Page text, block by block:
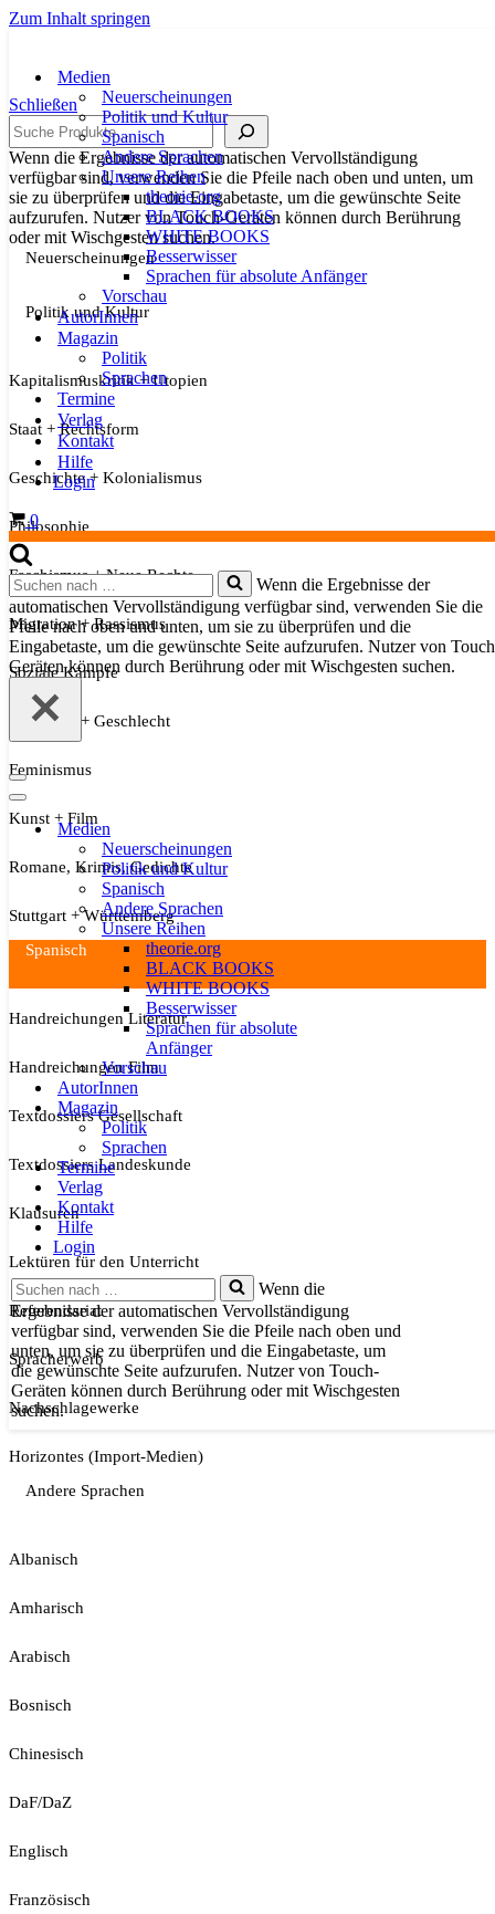
Zum Inhalt springen
Medien
Neuerscheinungen
Politik und Kultur
Spanisch
Andere Sprachen
Unsere Reihen
theorie.org
BLACK BOOKS
WHITE BOOKS
Besserwisser
Sprachen für absolute Anfänger
Vorschau
AutorInnen
Magazin
Politik
Sprachen
Termine
Verlag
Kontakt
Hilfe
Login
Warenkorb
0
Suchen
nach …
Wenn die Ergebnisse der
automatischen Vervollständigung verfügbar sind, verwenden Sie die
Pfeile nach oben und unten, um sie zu überprüfen und die
Eingabetaste, um die gewünschte Seite aufzurufen. Nutzer von
Geräten können durch Berührung oder mit Wischgesten suchen.
Navigationsmenü
Navigationsmenü
Medien
Neuerscheinungen
Politik und Kultur
Spanisch
Andere Sprachen
Unsere Reihen
theorie.org
BLACK BOOKS
WHITE BOOKS
Besserwisser
Sprachen für absolute
Anfänger
Vorschau
AutorInnen
Magazin
Politik
Sprachen
Termine
Verlag
Kontakt
Hilfe
Login
Suchen
nach …
Wenn die
Ergebnisse der automatischen Vervollständigung
verfügbar sind, verwenden Sie die Pfeile nach oben und
unten, um sie zu überprüfen und die Eingabetaste, um
die gewünschte Seite aufzurufen. Nutzer von Touch-
Geräten können durch Berührung oder mit Wischgesten
suchen.
Schließen
Suche
Wenn die Ergebnisse der automatischen Vervollständigung
verfügbar sind, verwenden Sie die Pfeile nach oben und unten, um
sie zu überprüfen und die Eingabetaste, um die gewünschte Seite
aufzurufen. Nutzer von Touch-Geräten können durch Berührung
oder mit Wischgesten suchen.
Neuerscheinungen
Politik und Kultur
Kapitalismuskritik + Utopien
Staat + Rechtsform
Geschichte + Kolonialismus
Philosophie
Faschismus + Neue Rechte
Migration + Rassismus
Soziale Kämpfe
Sexualität + Geschlecht
Feminismus
Kunst + Film
Romane, Krimis, Gedichte
Stuttgart + Württemberg
Spanisch
Handreichungen Literatur
Handreichungen Film
Textdossiers Gesellschaft
Textdossiers Landeskunde
Klausuren
Lektüren für den Unterricht
Referendariat
Spracherwerb
Nachschlagewerke
Horizontes (Import-Medien)
Andere Sprachen
Albanisch
Amharisch
Arabisch
Bosnisch
Chinesisch
DaF/DaZ
Englisch
Französisch